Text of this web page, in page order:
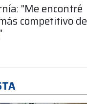
"Me encontré
competitivo de